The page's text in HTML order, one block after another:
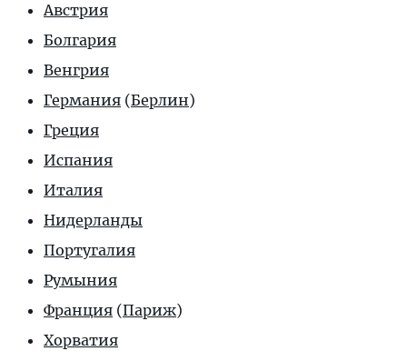
Австрия
Болгария
Венгрия
Германия (Берлин)
Греция
Испания
Италия
Нидерланды
Португалия
Румыния
Франция (Париж)
Хорватия